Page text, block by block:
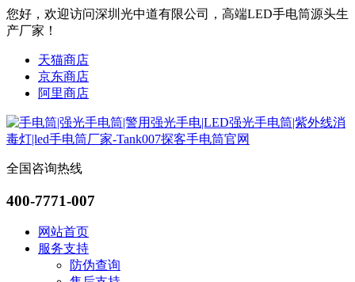
您好，欢迎访问深圳光中道有限公司，高端LED手电筒源头生
产厂家！
天猫商店
京东商店
阿里商店
全国咨询热线
400-7771-007
网站首页
服务支持
防伪查询